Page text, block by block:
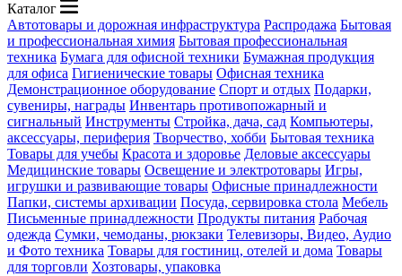
Каталог
Автотовары и дорожная инфраструктура Распродажа Бытовая
и профессиональная химия Бытовая профессиональная
техника Бумага для офисной техники Бумажная продукция
для офиса Гигиенические товары Офисная техника
Демонстрационное оборудование Спорт и отдых Подарки,
сувениры, награды Инвентарь противопожарный и
сигнальный Инструменты Стройка, дача, сад Компьютеры,
аксессуары, периферия Творчество, хобби Бытовая техника
Товары для учебы Красота и здоровье Деловые аксессуары
Медицинские товары Освещение и электротовары Игры,
игрушки и развивающие товары Офисные принадлежности
Папки, системы архивации Посуда, сервировка стола Мебель
Письменные принадлежности Продукты питания Рабочая
одежда Сумки, чемоданы, рюкзаки Телевизоры, Видео, Аудио
и Фото техника Товары для гостиниц, отелей и дома Товары
для торговли Хозтовары, упаковка